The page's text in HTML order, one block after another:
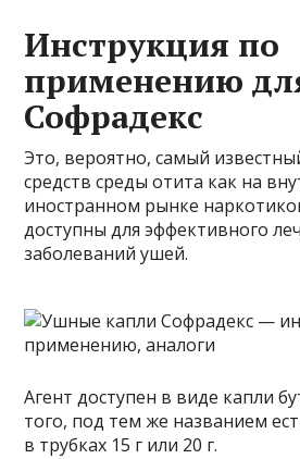
Инструкция по
применению
Софрадекс
Это, вероятно, самый
средств среды отита как на
иностранном рынке
доступны для эффективного
заболеваний ушей.
Агент доступен в виде капли
того, под тем же названием
в трубках 15 г или 20 г.